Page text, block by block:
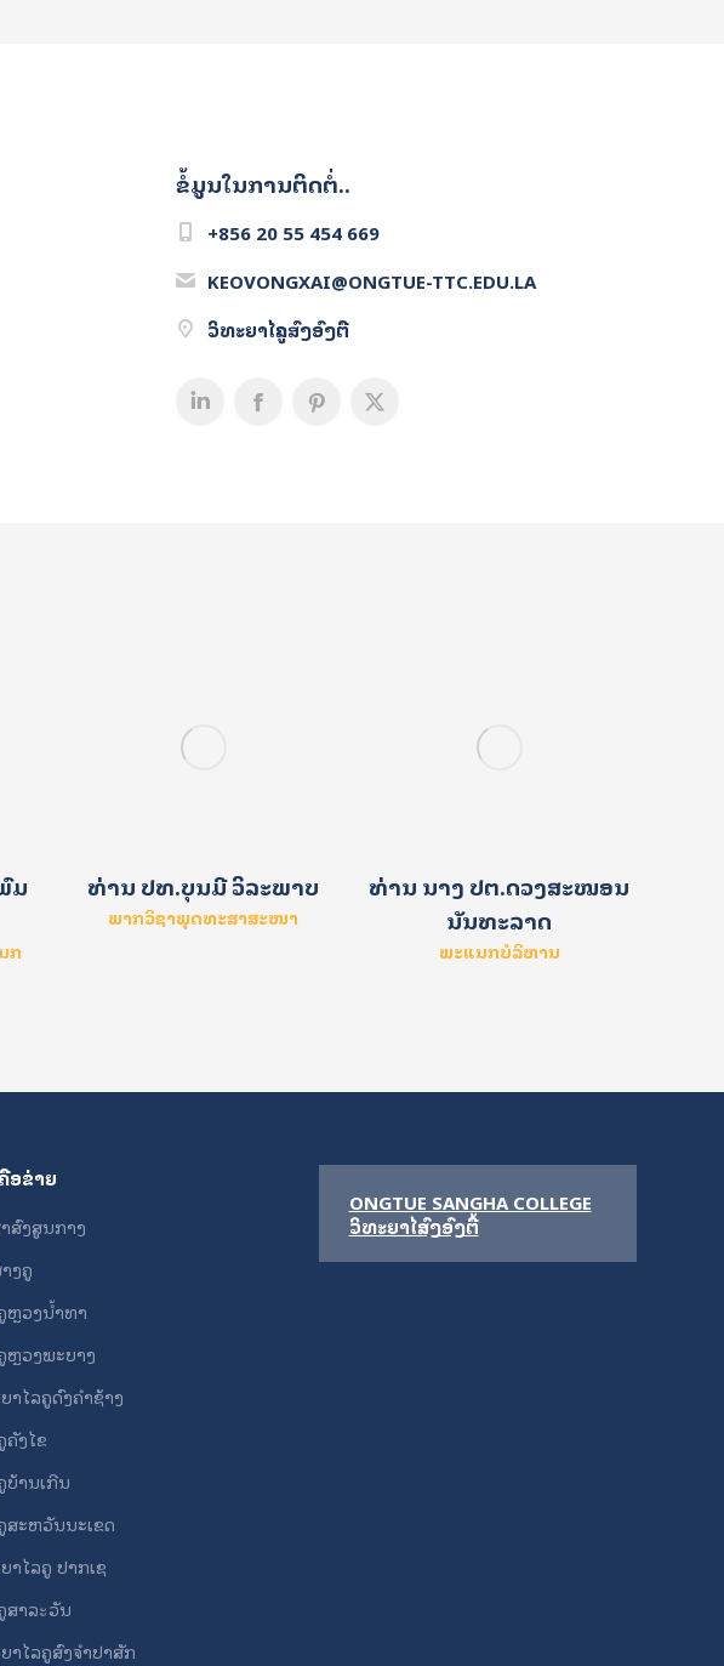
ຂໍ້ມູນໃນການຕິດຕໍ່..
+856 20 55 454 669
KEOVONGXAI@ONGTUE-TTC.EDU.LA
ວິທະຍາໄລຄູສົງອົງຕື
ມ
ກ
ທ່ານ ປທ.ບຸນມີ ວິລະພາບ
ພາກວິຊາພຸດທະສາສະໜາ
ທ່ານ ນາງ ປຕ.ດວງສະໝອນ
ນັນທະລາດ
ພະແນກບໍລິຫານ
ອຂ່າຍ
ສົງສູນກາງ
ງຄູ
ຫຼວງນ້ຳທາ
ຫຼວງພະບາງ
າໄລຄູດົງຄໍາຊ້າງ
ຄັງໄຂ
ບ້ານເກີນ
ສະຫວັນນະເຂດ
າໄລຄູ ປາກເຊ
ສາລะວັນ
າໄລຄູສົງຈໍາປາສັກ
ONGTUE SANGHA COLLEGE
ວິທະຍາໄລສົງອົງຕື້